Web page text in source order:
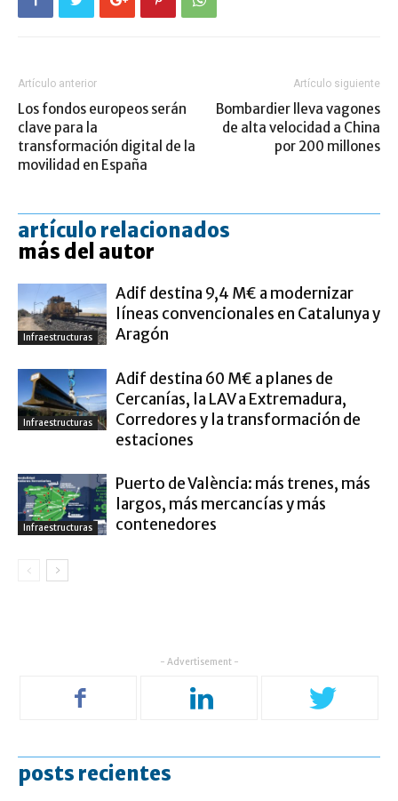
Artículo anterior
Los fondos europeos serán
clave para la
transformación digital de la
movilidad en España
Artículo siguiente
Bombardier lleva vagones
de alta velocidad a China
por 200 millones
artículo relacionados
más del autor
Infraestructuras
Adif destina 9,4 M€ a modernizar
líneas convencionales en Catalunya y
Aragón
Infraestructuras
Adif destina 60 M€ a planes de
Cercanías, la LAV a Extremadura,
Corredores y la transformación de
estaciones
Infraestructuras
Puerto de València: más trenes, más
largos, más mercancías y más
contenedores
- Advertisement -
posts recientes